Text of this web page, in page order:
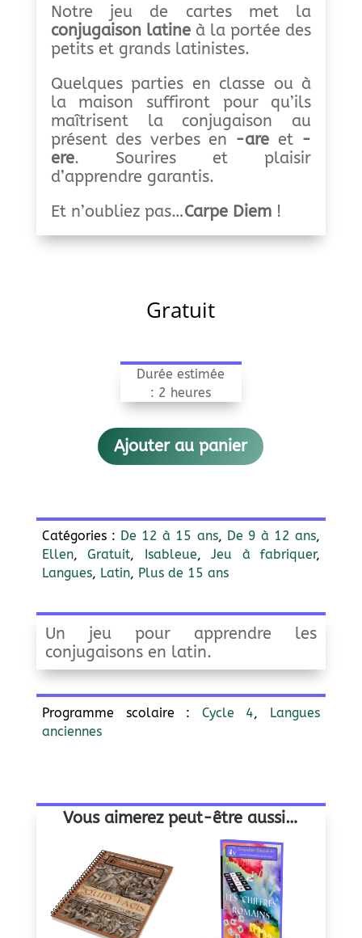
Notre jeu de cartes met la
conjugaison latineà la portée des
petits et grands latinistes.
Quelques parties en classe ou à
la maison suffiront pour qu’ils
maîtrisent la conjugaison au
présent des verbes en -are et -
ere. Sourires et plaisir
d’apprendre garantis.
Et n’oubliez pas…Carpe Diem!
Gratuit
Durée estimée
: 2 heures
Ajouter au panier
Catégories : De 12 à 15 ans, De 9 à 12 ans,
Ellen,Gratuit, Isableue,Jeu à fabriquer,
Langues, Latin, Plus de 15 ans
Un jeu pour apprendre les
conjugaisons en latin.
Programme scolaire : Cycle 4, Langues
anciennes
Vous aimerez peut-être aussi…